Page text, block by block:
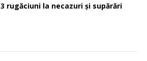
3 rugăciuni la necazuri și supărări